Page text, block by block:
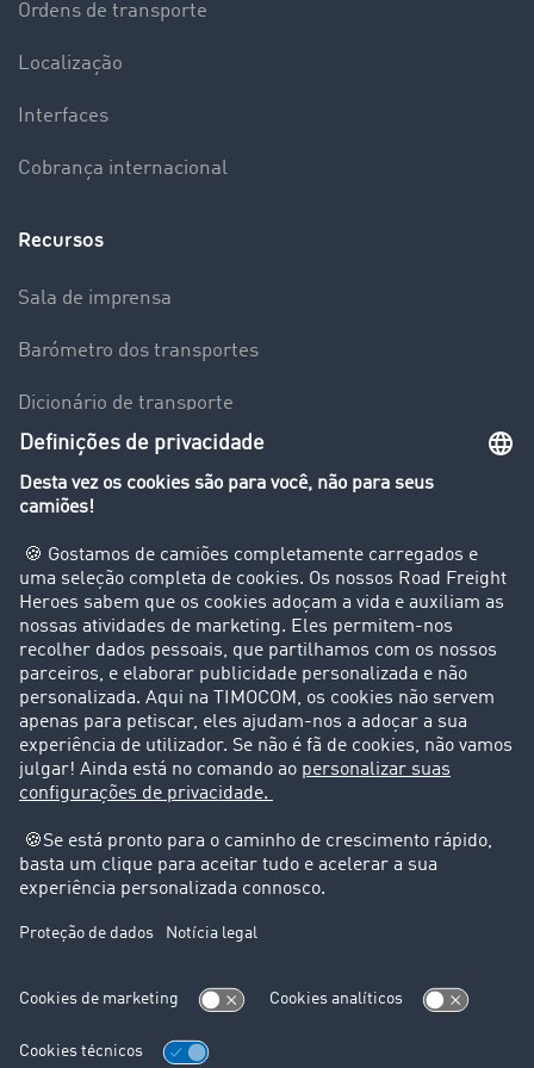
Ordens de transporte
Localização
Interfaces
Cobrança internacional
Recursos
Sala de imprensa
Barómetro dos transportes
Dicionário de transporte
Visão geral da Bolsa de Cargas
Clientes recomendam clientes
Casos de sucesso
Suporte
Suporte
Avisos legais
Ficha técnica
Condições Gerais